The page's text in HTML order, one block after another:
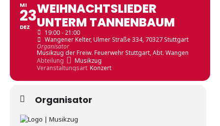
MI
23
DEZ
WEIHNACHTSLIEDER
UNTERM TANNENBAUM
19:00 - 21:00
Wangener Kelter, Ulmer Straße 334, 70327 Stuttgart
Organisator
Musikzug der Freiw. Feuerwehr Stuttgart, Abt. Wangen
Abteilung
Musikzug
Veranstaltungsart Konzert
Organisator